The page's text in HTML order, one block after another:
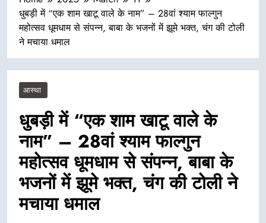
धुबड़ी में “एक शाम खाटू वाले के नाम” – 28वां श्याम फाल्गुन
महोत्सव धूमधाम से संपन्न, बाबा के भजनों में झूमे भक्त, चंग की टोली
ने मचाया धमाल
आस्था
धुबड़ी में “एक शाम खाटू वाले के
नाम” – 28वां श्याम फाल्गुन
महोत्सव धूमधाम से संपन्न, बाबा के
भजनों में झूमे भक्त, चंग की टोली ने
मचाया धमाल